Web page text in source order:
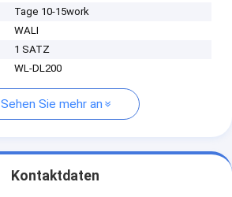
Tage 10-15work
WALI
1 SATZ
WL-DL200
Sehen Sie mehr an
Kontaktdaten